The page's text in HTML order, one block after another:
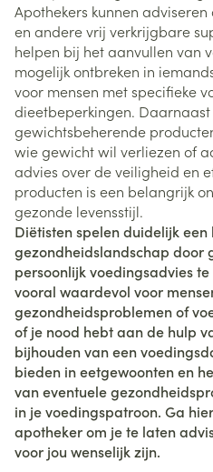
Apothekers kunnen
en andere vrij verkrijgbare
helpen bij het aanvullen van
mogelijk ontbreken in
voor mensen met specifieke
dieetbeperkingen.
gewichtsbeherende
wie gewicht wil verliezen of
advies over de veiligheid en
producten is een belangrijk
gezonde levensstijl.
Diëtisten spelen duidelijk
gezondheidslandschap door
persoonlijk voedingsadvies
vooral waardevol voor
gezondheidsproblemen of
of je nood hebt aan de hulp
bijhouden van een
bieden in eetgewoonten en
van eventuele
in je voedingspatroon. Ga
apotheker om je te laten
voor jou wenselijk zijn.